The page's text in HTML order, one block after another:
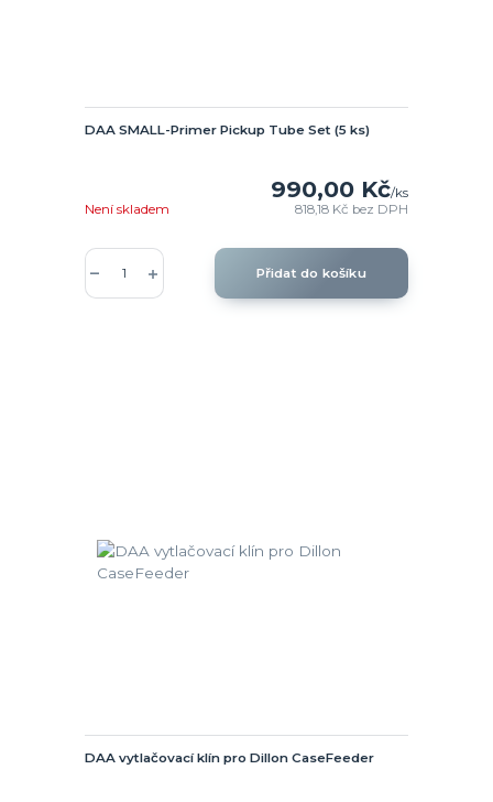
DAA SMALL-Primer Pickup Tube Set (5 ks)
990,00 Kč/ks
818,18 Kč bez DPH
Není skladem
Přidat do košíku
DAA vytlačovací klín pro Dillon CaseFeeder